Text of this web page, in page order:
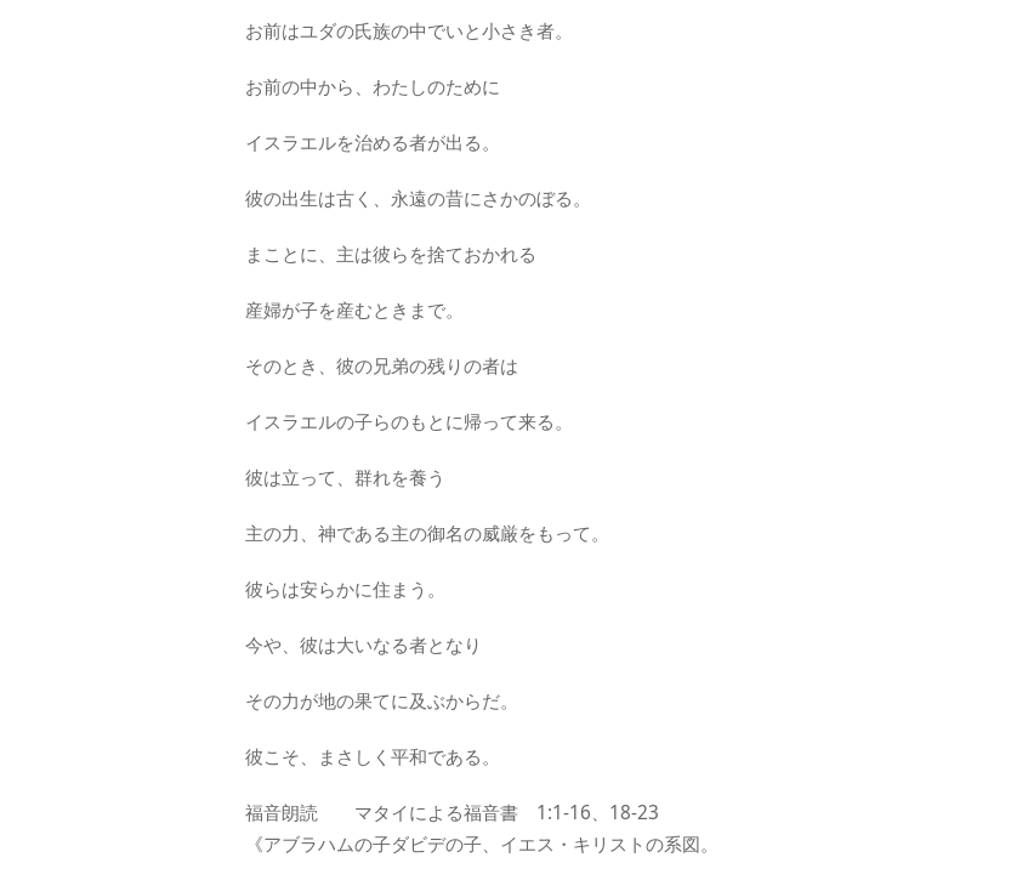
お前はユダの氏族の中でいと小さき者。
お前の中から、わたしのために
イスラエルを治める者が出る。
彼の出生は古く、永遠の昔にさかのぼる。
まことに、主は彼らを捨ておかれる
産婦が子を産むときまで。
そのとき、彼の兄弟の残りの者は
イスラエルの子らのもとに帰って来る。
彼は立って、群れを養う
主の力、神である主の御名の威厳をもって。
彼らは安らかに住まう。
今や、彼は大いなる者となり
その力が地の果てに及ぶからだ。
彼こそ、まさしく平和である。
福音朗読 マタイによる福音書 1:1-16、18-23
《アブラハムの子ダビデの子、イエス・キリストの系図。